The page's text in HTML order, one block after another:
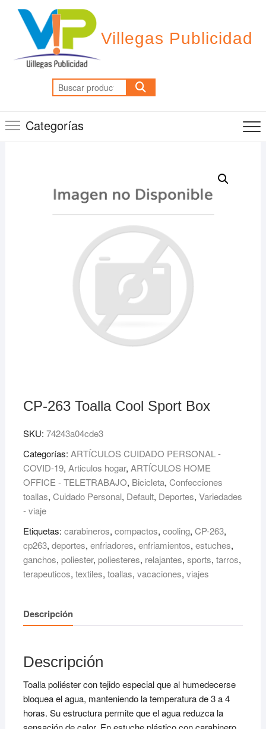
Saltar
contenido
Villegas Publicidad
Buscar
por:
Categorías
CP-263 Toalla Cool Sport Box
SKU: 74243a04cde3
Categorías: ARTÍCULOS CUIDADO PERSONAL -
COVID-19, Articulos hogar, ARTÍCULOS HOME
OFFICE - TELETRABAJO, Bicicleta, Confecciones
toallas, Cuidado Personal, Default, Deportes, Variedades
- viaje
Etiquetas: carabineros, compactos, cooling, CP-263,
cp263, deportes, enfriadores, enfriamientos, estuches,
ganchos, poliester, poliesteres, relajantes, sports, tarros,
terapeuticos, textiles, toallas, vacaciones, viajes
Descripción
Descripción
Toalla poliéster con tejido especial que al humedecerse
bloquea el agua, manteniendo la temperatura de 3 a 4
horas. Su estructura permite que el agua reduzca la